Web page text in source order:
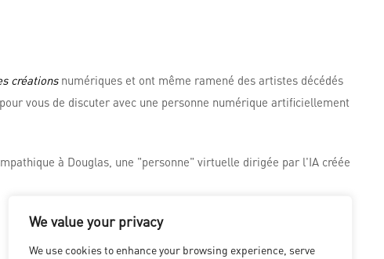
We value your privacy
We use cookies to enhance your browsing experience, serve
créationsnumériques et ont même ramené des artistes décédés
vous de discuter avec une personne numérique artificiellement
à Douglas, une "personne" virtuelle dirigée par l'IA créée